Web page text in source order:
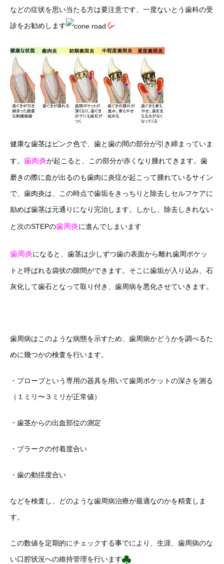
などの症状を思い当たる方は要注意です、一度ないとう歯科の受
診をお勧めします
健康な歯茎はピンク色で、歯と歯の間の部分が引き締まっていま
す。 歯肉炎が起こると、この部分が赤くなり腫れてきます。歯
磨きの際に血が出るのも歯肉に炎症が起こって腫れているサイン
で、歯肉炎は、この時点で歯垢をきっちりと除去しセルフケアに
励めば歯茎は元通りになり完治します。しかし、除去しきれない
と次のSTEPの歯周炎に進んでしまいます
歯周炎になると、歯茎は少しずつ歯の表面から離れ歯周ポケッ
トと呼ばれる袋状の隙間ができます。そこに歯垢が入り込み、石
灰化して歯石となって取り付き、歯周病を悪化させていきます。
歯周病はこのような病態を示すため、歯周病かどうかを調べるた
めに幾つかの検査を行います。
・プローブという専用の器具を用いて歯周ポケットの深さを測る
（１ミリ〜３ミリが正常値）
・歯茎からの出血部位の測定
・プラークの付着度合い
・歯の動揺度合い
などを検査し、どのような歯周病治療が最適なのかを精査しま
す。
この数値を定期的にチェックする事でにより、生涯、歯周病のな
い口腔状況への維持管理を行います